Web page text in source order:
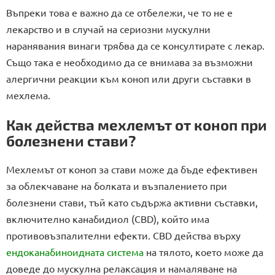
в
а
н
Въпреки това е важно да се отбележи, че то не е
лекарство и в случай на сериозни мускулни
наранявания винаги трябва да се консултирате с лекар.
Също така е необходимо да се внимава за възможни
алергични реакции към коноп или други съставки в
мехлема.
Как действа мехлемът от коноп при
болезнени стави?
Мехлемът от коноп за стави може да бъде ефективен
за облекчаване на болката и възпалението при
болезнени стави, тъй като съдържа активни съставки,
включително канабидиол (CBD), който има
противовъзпалителни ефекти. CBD действа върху
ендоканабиноидната система на тялото, което може да
доведе до мускулна релаксация и намаляване на